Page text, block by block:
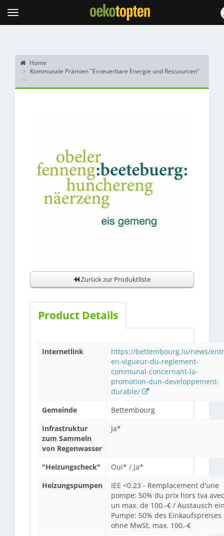
Topten
Menu
Home
Kommunale Prämien "Erneuerbare Energie und Ressourcen"
Zurück zur Produktliste
Product Details
Internetlink
https://bettembourg.lu/news/
en-vigueur-du-reglement-
communal-concernant-la-
promotion-dun-developpement-
durable/
Gemeinde
Bettembourg
Infrastruktur
zum Sammeln
von Regenwasser
Ja*
"Heizungscheck"
Oui* / Ja*
Heizungspumpen
IEE <0.23 - Remplacement d'une
pompe: 50% du prix hors tva avec
un max. de 100.-€ / Austausch
Pumpe: 50% des Einkaufspreises
ohne MwSt, max. 100.-€